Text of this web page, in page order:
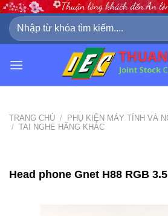
Skip
content
Tìm
kiếm:
TRANG CHỦ / PHỤ KIỆN MÁY TÍNH VÀ
/ TAI NGHE HÃNG KHÁC
Head phone Gnet H88 RGB 3.5